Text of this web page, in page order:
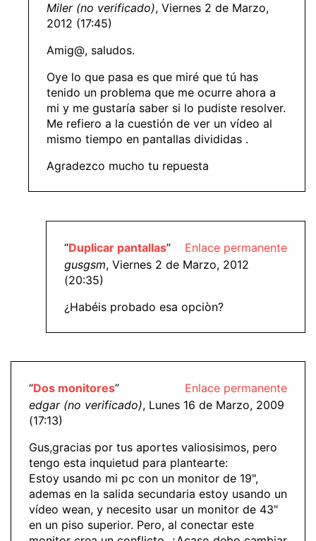
Miler (no verificado), Viernes 2 de Marzo,
2012 (17:45)
Amig@, saludos.
Oye lo que pasa es que miré que tú has
tenido un problema que me ocurre ahora a
mi y me gustaría saber si lo pudiste resolver.
Me refiero a la cuestión de ver un vídeo al
mismo tiempo en pantallas divididas .
Agradezco mucho tu repuesta
Enlace permanente
“Duplicar pantallas”
gusgsm, Viernes 2 de Marzo, 2012
(20:35)
¿Habéis probado esa opciòn?
Enlace permanente
“Dos monitores”
edgar (no verificado), Lunes 16 de Marzo, 2009
(17:13)
Gus,gracias por tus aportes valiosisimos, pero
tengo esta inquietud para plantearte:
Estoy usando mi pc con un monitor de 19",
ademas en la salida secundaria estoy usando un
vídeo wean, y necesito usar un monitor de 43"
en un piso superior. Pero, al conectar este